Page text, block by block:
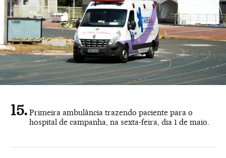
Primeira ambulância trazendo paciente para o
hospital de campanha, na sexta-feira, dia 1 de maio.